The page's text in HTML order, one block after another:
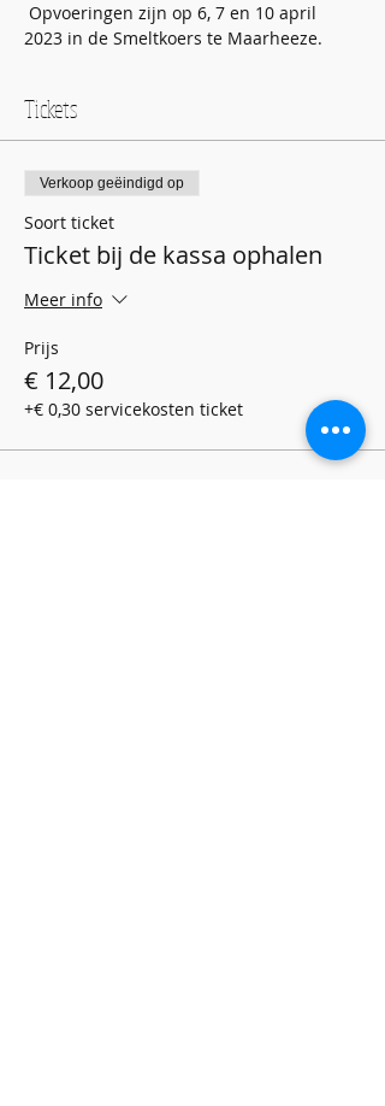
Opvoeringen zijn op 6, 7 en 10 april
2023 in de Smeltkoers te Maarheeze.
Tickets
Verkoop geëindigd op
Soort ticket
Ticket bij de kassa ophalen
Meer info
Prijs
€ 12,00
+€ 0,30 servicekosten ticket